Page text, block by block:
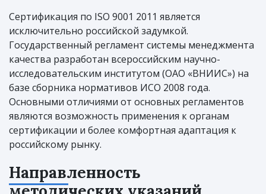
Сертификация по ISO 9001 2011 является
исключительно российской задумкой.
Государственный регламент системы менеджмента
качества разработан всероссийским научно-
исследовательским институтом (ОАО «ВНИИС») на
базе сборника нормативов ИСО 2008 года.
Основными отличиями от основных регламентов
являются возможность применения к органам
сертификации и более комфортная адаптация к
российскому рынку.
Направленность